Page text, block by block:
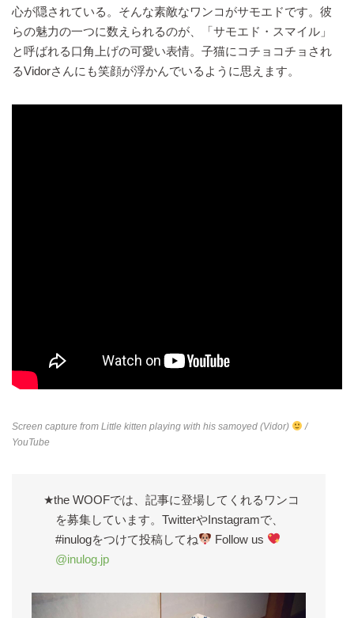
心が隠されている。そんな素敵なワンコがサモエドです。彼
らの魅力の一つに数えられるのが、「サモエド・スマイル」
と呼ばれる口角上げの可愛い表情。子猫にコチョコチョされ
るVidorさんにも笑顔が浮かんでいるように思えます。
Screen capture from Little kitten playing with his samoyed (Vidor)
/
YouTube
★the WOOFでは、記事に登場してくれるワンコ
を募集しています。TwitterやInstagramで、
#inulogをつけて投稿してね
Follow us
@inulog.jp